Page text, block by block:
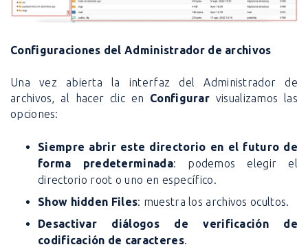
Configuraciones del Administrador de archivos
Una vez abierta la interfaz del Administrador de
archivos, al hacer clic en Configurar visualizamos las
opciones:
Siempre abrir este directorio en el futuro de
forma predeterminada: podemos elegir el
directorio root o uno en específico.
Show hidden Files: muestra los archivos ocultos.
Desactivar diálogos de verificación de
codificación de caracteres.